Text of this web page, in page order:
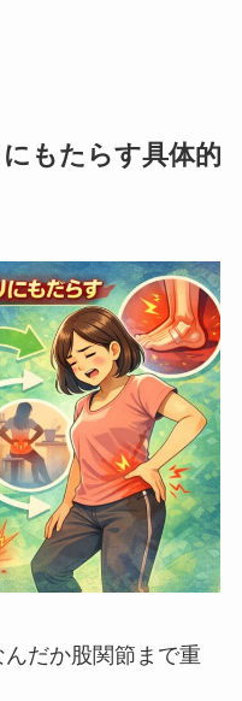
もたらす具体的
んだか股関節まで重